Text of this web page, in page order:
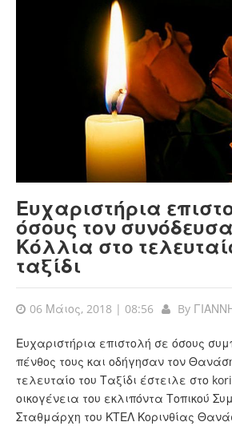
Ευχαριστήρια
όσους τον
Κόλλια στο
ταξίδι
06 Μάιος, 2018 | 08:56 By
Ευχαριστήρια επιστολή σε όσους
πένθος τους και οδήγησαν τον
τελευταίο του Ταξίδι έστειλε στο
οικογένεια του εκλιπόντα Τοπικού
Σταθμάρχη του ΚΤΕΛ Κορινθίας